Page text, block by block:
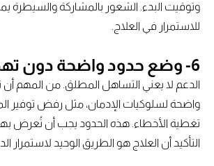
وتوقيت البدء. الشعور بالمشاركة والسيطرة
للاستمرار في العلاج.
6- وضع حدود واضحة دون تهديد
الدعم لا يعني التساهل المطلق. من المهم أن
واضحة لسلوكيات الإدمان، مثل رفض توفير
تغطية الأخطاء. هذه الحدود يجب أن تُعرض
التأكيد أن العلاج هو الطريق الوحيد لاستمرار